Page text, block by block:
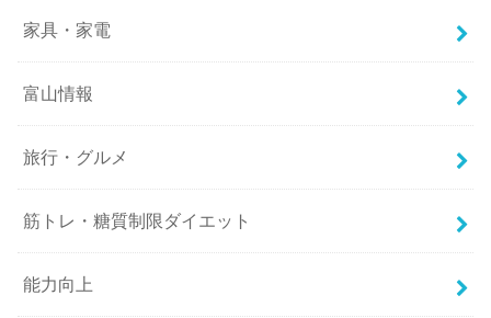
家具・家電
富山情報
旅行・グルメ
筋トレ・糖質制限ダイエット
能力向上